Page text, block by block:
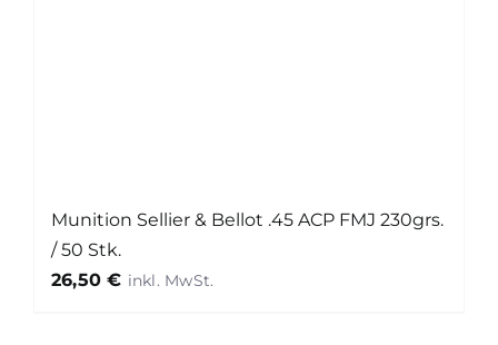
Munition Sellier & Bellot .45 ACP FMJ 230grs.
/ 50 Stk.
26,50€